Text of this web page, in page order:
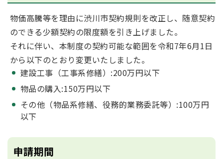
物価高騰等を理由に渋川市契約規則を改正し、随意契約
のできる少額契約の限度額を引き上げました。
それに伴い、本制度の契約可能な範囲を令和7年6月1日
から以下のとおり変更いたしました。
建設工事（工事系修繕）:200万円以下
物品の購入:150万円以下
その他（物品系修繕、役務的業務委託等）:100万円
以下
申請期間